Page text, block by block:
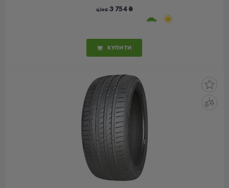
ціна3 754 ₴
КУПИТИ